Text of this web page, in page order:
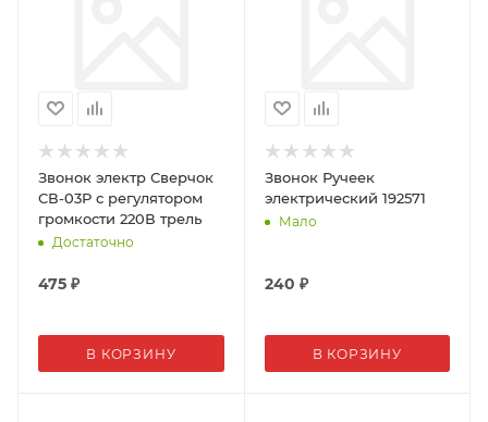
Звонок электр Сверчок
СВ-03Р с регулятором
громкости 220В трель
Достаточно
475 ₽
В КОРЗИНУ
Звонок Ручеек
электрический 192571
Мало
240 ₽
В КОРЗИНУ